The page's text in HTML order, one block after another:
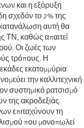
και η εξόρυξη
σχεδόν το 2% της
κατανάλωση αυτή θα
ΤΝ, καθώς απαιτεί
Οι ζωές των
τρόπους. Η
εκατομμύρια
την καλλιτεχνική
συστημικό ρατσισμό
της ακροδεξιάς.
επιταχύνουν τη
που μονοπωλεί